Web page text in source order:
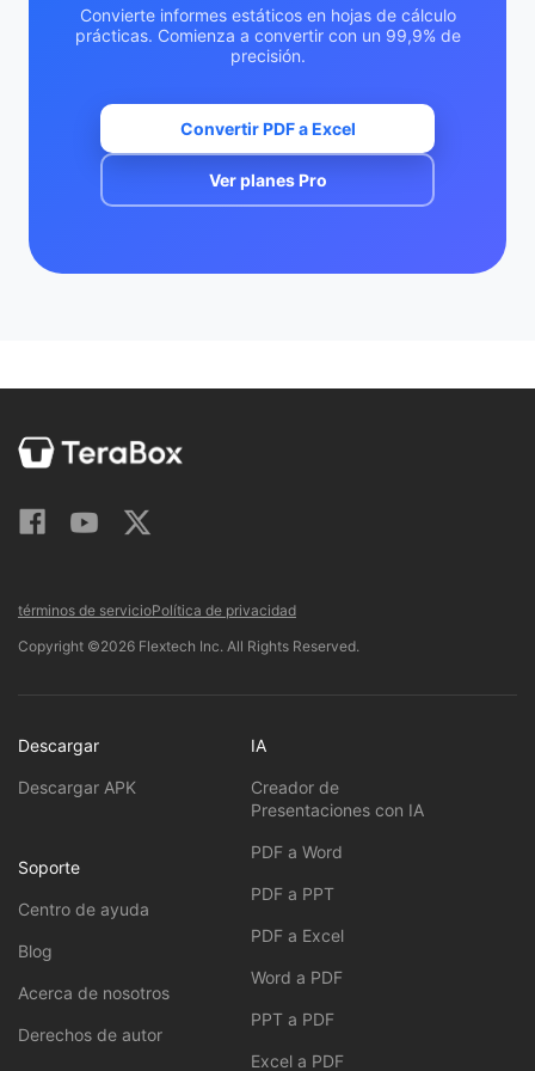
Convierte informes estáticos en hojas de cálculo
prácticas. Comienza a convertir con un 99,9% de
precisión.
Convertir PDF a Excel
Ver planes Pro
términos de servicioPolítica de privacidad
Copyright ©2026 Flextech Inc. All Rights Reserved.
Descargar
Descargar APK
Soporte
Centro de ayuda
Blog
Acerca de nosotros
Derechos de autor
IA
Creador de
Presentaciones con IA
PDF a Word
PDF a PPT
PDF a Excel
Word a PDF
PPT a PDF
Excel a PDF